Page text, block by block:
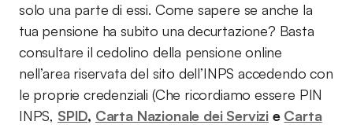
solo una parte di essi. Come sapere se anche la
tua pensione ha subito una decurtazione? Basta
consultare il cedolino della pensione online
nell’area riservata del sito dell’INPS accedendo con
le proprie credenziali (Che ricordiamo essere PIN
INPS, SPID, Carta Nazionale dei Servizie Carta